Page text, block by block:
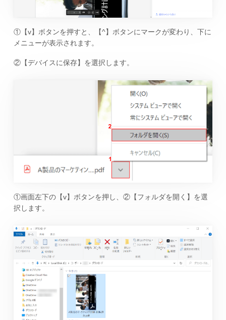
①【v】ボタンを押すと、【^】ボタンにマークが変わり、下に
メニューが表示されます。
②【デバイスに保存】を選択します。
①画面左下の【v】ボタンを押し、②【フォルダを開く】を選
択します。